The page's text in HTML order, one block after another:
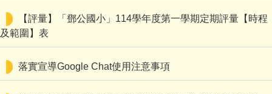
【評量】「鄧公國小」114學年度第一學期定期評量【時程
及範圍】表
落實宣導Google Chat使用注意事項